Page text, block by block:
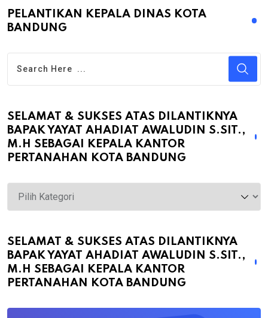
PELANTIKAN KEPALA DINAS KOTA
BANDUNG
SELAMAT & SUKSES ATAS DILANTIKNYA
BAPAK YAYAT AHADIAT AWALUDIN S.SIT.,
M.H SEBAGAI KEPALA KANTOR
PERTANAHAN KOTA BANDUNG
atas
Dilantiknya
Bapak
Ahadiat
SELAMAT & SUKSES ATAS DILANTIKNYA
BAPAK YAYAT AHADIAT AWALUDIN S.SIT.,
M.H SEBAGAI KEPALA KANTOR
PERTANAHAN KOTA BANDUNG